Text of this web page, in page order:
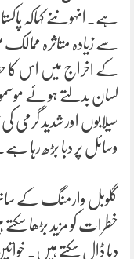
ہے۔انہوںنے کہاکہ
سے زیادہ متاثرہ
کے اخراج میں اس
کسان بدلتے ہوئے
سیلابوں اور شدید گرمی
وسائل پر دبا بڑھ رہا ہے۔
گلوبل وارمنگ کے ساتھ
خطرات کو مزید بڑھا
دبا ڈال سکتے ہیں۔